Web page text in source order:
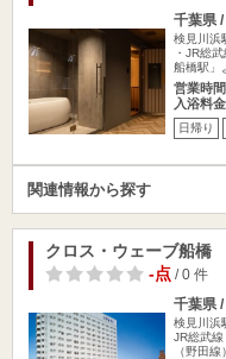
千葉県
検見川浜
・JR総
船橋駅」
営業時
入浴料
日帰り
関連情報から探す
クロス・ウェーブ船橋
-点/ 0 件
千葉県
検見川浜
JR総武
（野田